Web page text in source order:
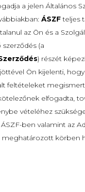
a jelen Általános
ÁSZFteljes
az Ön és a
(a
) részét
Ön kijelenti,
feltételeket
elfogadta,
vételéhez
ben valamint az
meghatározott körben